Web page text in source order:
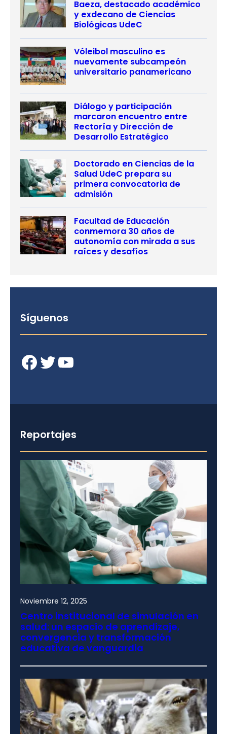
Baeza, destacado académico
y exdecano de Ciencias
Biológicas UdeC
Vóleibol masculino es
nuevamente subcampeón
universitario panamericano
Diálogo y participación
marcaron encuentro entre
Rectoría y Dirección de
Desarrollo Estratégico
Doctorado en Ciencias de la
Salud UdeC prepara su
primera convocatoria de
admisión
Facultad de Educación
conmemora 30 años de
autonomía con mirada a sus
raíces y desafíos
Síguenos
Facebook Twitter YouTube
Reportajes
Noviembre 12, 2025
Centro institucional de simulación en
salud: un espacio de aprendizaje,
convergencia y transformación
educativa de vanguardia